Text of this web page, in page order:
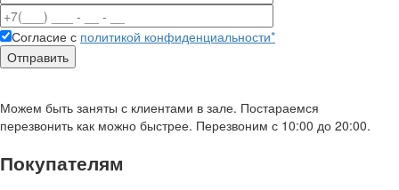
Согласие с политикой конфиденциальности*
Можем быть заняты с клиентами в зале. Постараемся
перезвонить как можно быстрее. Перезвоним с 10:00 до 20:00.
Покупателям